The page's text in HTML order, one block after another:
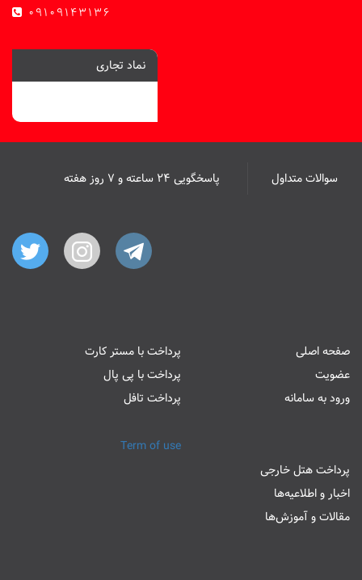
09109143136
نماد تجاری
سوالات متداول پاسخگویی ۲۴ ساعته و ۷ روز هفته
صفحه اصلی
عضویت
ورود به سامانه
پرداخت با مستر کارت
پرداخت با پی پال
پرداخت تافل
پرداخت هتل خارجی
اخبار و اطلاعیه‌ها
مقالات و آموزش‌ها
Term of use